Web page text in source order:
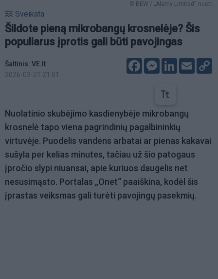
© BEW / „Alamy Limited“ nuotr.
Sveikata
Šildote pieną mikrobangų krosnelėje? Šis
populiarus įprotis gali būti pavojingas
Šaltinis: VE.lt
2026-03-21 21:01
FacebookMessenger
LinkedIn
Email
Nuolatinio skubėjimo kasdienybėje mikrobangų
krosnelė tapo viena pagrindinių pagalbininkių
virtuvėje. Puodelis vandens arbatai ar pienas kakavai
sušyla per kelias minutes, tačiau už šio patogaus
įpročio slypi niuansai, apie kuriuos daugelis net
nesusimąsto. Portalas „Onet“ paaiškina, kodėl šis
įprastas veiksmas gali turėti pavojingų pasekmių.